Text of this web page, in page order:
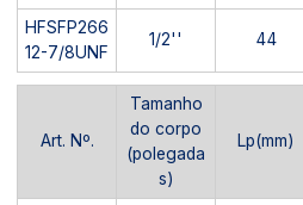
HFSFP266
12-7/8UNF
1/2'' 44
Art. Nº.
Tamanho
do corpo
(polegada
s)
Lp(mm)